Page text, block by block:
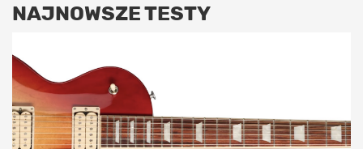
NAJNOWSZE TESTY